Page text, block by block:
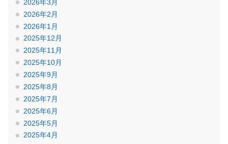
2026年3月
2026年2月
2026年1月
2025年12月
2025年11月
2025年10月
2025年9月
2025年8月
2025年7月
2025年6月
2025年5月
2025年4月